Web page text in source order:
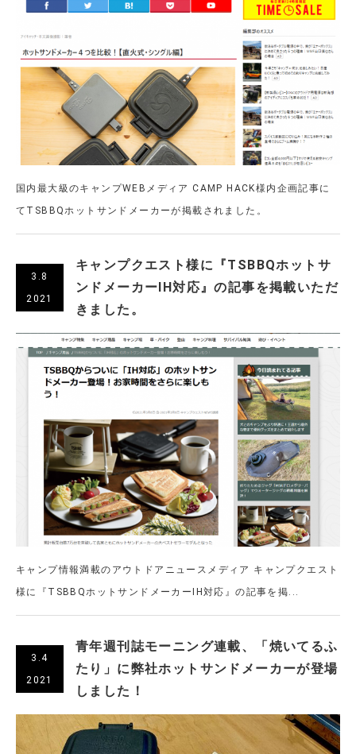
国内最大級のキャンプWEBメディア CAMP HACK様内企画記事に
てTSBBQホットサンドメーカーが掲載されました。
3.8
2021
キャンプクエスト様に『TSBBQホットサ
ンドメーカーIH対応』の記事を掲載いただ
きました。
キャンプ情報満載のアウトドアニュースメディア キャンプクエスト
様に『TSBBQホットサンドメーカーIH対応』の記事を掲...
3.4
2021
青年週刊誌モーニング連載、「焼いてるふ
たり」に弊社ホットサンドメーカーが登場
しました！